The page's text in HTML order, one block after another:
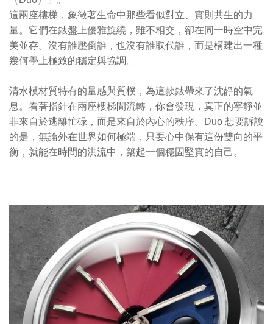
這兩座樓梯，象徵著生命中那些看似對立、實則共生的力
量。它們在錶盤上優雅旋繞，雖不相交，卻在同一時空中完
美並存。沒有誰壓倒誰，也沒有誰取代誰，而是構建出一種
幾何學上極致的穩定與協調。
清水模材質特有的量感與質樸，為這款錶帶來了沈靜的氣
息。看著指針在兩座樓梯間流轉，你會發現，真正的寧靜並
非來自於逃離忙碌，而是來自於內心的秩序。Duo 想要訴說
的是，無論外在世界如何極端，只要心中保有這份雙向的平
衡，就能在時間的洪流中，築起一個穩固堅實的自己。